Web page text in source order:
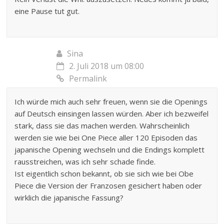
eine Pause tut gut.
Sina
2. Juli 2018 um 08:00
Permalink
Ich würde mich auch sehr freuen, wenn sie die Openings
auf Deutsch einsingen lassen würden. Aber ich bezweifel
stark, dass sie das machen werden. Wahrscheinlich
werden sie wie bei One Piece aller 120 Episoden das
japanische Opening wechseln und die Endings komplett
rausstreichen, was ich sehr schade finde.
Ist eigentlich schon bekannt, ob sie sich wie bei Obe
Piece die Version der Franzosen gesichert haben oder
wirklich die japanische Fassung?